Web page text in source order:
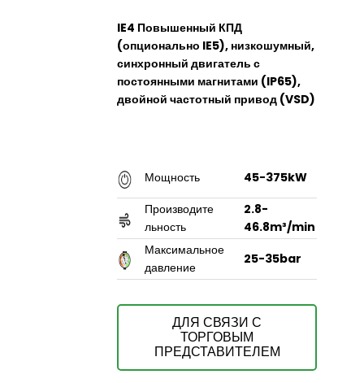
IE4 Повышенный КПД
(опционально IE5), низкошумный,
синхронный двигатель с
постоянными магнитами (IP65),
двойной частотный привод (VSD)
Мощность
45-375kW
Производите
льность
2.8-
46.8m³/min
Максимальное
давление
25-35bar
ДЛЯ СВЯЗИ С
ТОРГОВЫМ
ПРЕДСТАВИТЕЛЕМ